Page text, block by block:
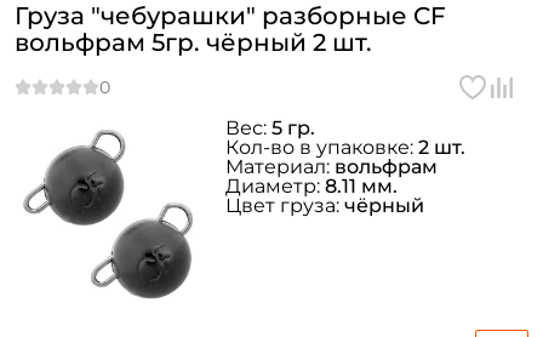
Груза "чебурашки" разборные CF
вольфрам 5гр. чёрный 2 шт.
Вес: 5 гр.
Кол-во в упаковке: 2 шт.
Материал: вольфрам
Диаметр: 8.11 мм.
Цвет груза: чёрный